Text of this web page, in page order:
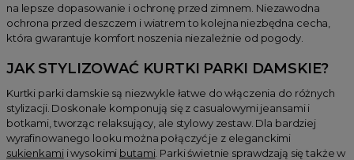
na lepsze dopasowanie i ochronę przed zimnem. Niezawodna
ochrona przed deszczem i wiatrem to kolejna niezbędna cecha,
która gwarantuje komfort noszenia niezależnie od pogody.
JAK STYLIZOWAĆ KURTKI PARKI DAMSKIE?
Kurtki parki damskie są niezwykle łatwe do włączenia do różnych
stylizacji. Doskonale komponują się z casualowymi jeansami i
botkami, tworząc relaksujący, ale stylowy zestaw. Dla bardziej
wyrafinowanego looku można połączyć je z eleganckimi
sukienkamii wysokimi butami. Parki świetnie sprawdzają się także w